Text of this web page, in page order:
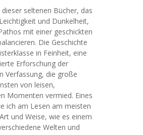
dieser seltenen Bücher, das
und Dunkelheit,
mit einer geschickten
Die Geschichte
in Feinheit, eine
Erforschung der
Verfassung, die große
von leisen,
Momenten vermied. Eines
ich am Lesen am meisten
und Weise, wie es einem
Welten und